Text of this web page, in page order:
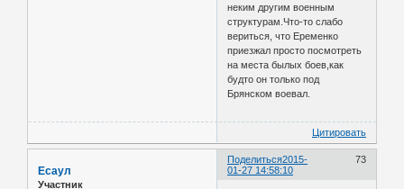
неким другим военным
структурам.Что-то слабо
вериться, что Еременко
приезжал просто посмотреть
на места былых боев,как
будто он только под
Брянском воевал.
Цитировать
Поделиться 73
2015-
01-27 14:58:10
Есаул
Участник